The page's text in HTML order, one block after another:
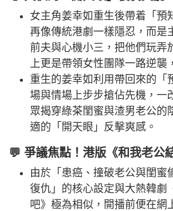
女主角姜幸如重生後帶着「預
再像傳統港劇一樣隱忍，而是
前夫與心機小三，把他們玩弄
上更是帶領女性團隊一路逆襲
重生的姜幸如利用帶回來的「
場與情場上步步搶佔先機，一
眾揭穿綠茶閨蜜與渣男老公的
適的「開天眼」反擊爽感。
💬 爭議焦點！港版《和我老公
由於「患癌、撞破老公與閨蜜
復仇」的核心設定與大熱韓劇
吧》極為相似，開播前便在網